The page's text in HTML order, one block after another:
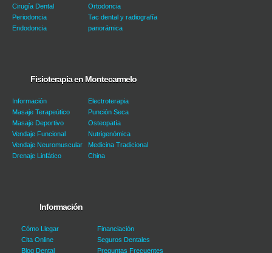
Cirugía Dental
Periodoncia
Endodoncia
Ortodoncia
Tac dental y radiografía
panorámica
Fisioterapia en Montecarmelo
Información
Masaje Terapeútico
Masaje Deportivo
Vendaje Funcional
Vendaje Neuromuscular
Drenaje Linfático
Electroterapia
Punción Seca
Osteopatía
Nutrigenómica
Medicina Tradicional
China
Información
Cómo Llegar
Cita Online
Blog Dental
Financiación
Seguros Dentales
Preguntas Frecuentes